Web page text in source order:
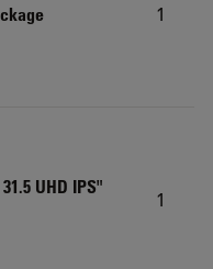
1
UHD IPS"
1